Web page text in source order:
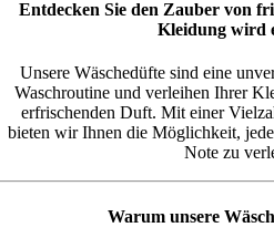
Entdecken Sie den Zauber von
Kleidung wird
Unsere Wäschedüfte sind eine
Waschroutine und verleihen Ihrer
erfrischenden Duft. Mit einer
bieten wir Ihnen die Möglichkeit,
Note zu
Warum unsere